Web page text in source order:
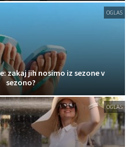
OGLAS
zakaj jih nosimo iz sezone v
sezono?
OGLAS